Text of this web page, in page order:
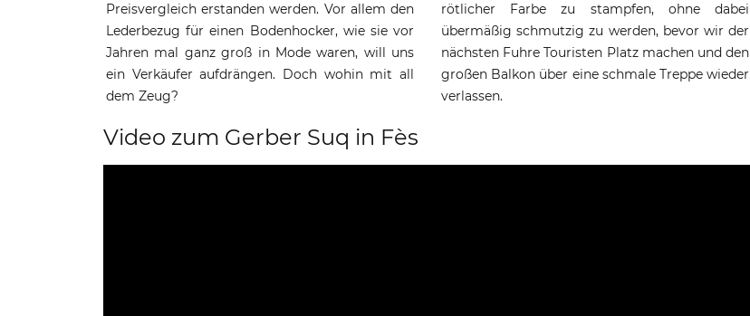
Preisvergleich erstanden werden. Vor allem den
Lederbezug für einen Bodenhocker, wie sie vor
Jahren mal ganz groß in Mode waren, will uns
ein Verkäufer aufdrängen. Doch wohin mit all
dem Zeug?
rötlicher Farbe zu stampfen, ohne dabei
übermäßig schmutzig zu werden, bevor wir der
nächsten Fuhre Touristen Platz machen und den
großen Balkon über eine schmale Treppe wieder
verlassen.
Video zum Gerber Suq in Fès